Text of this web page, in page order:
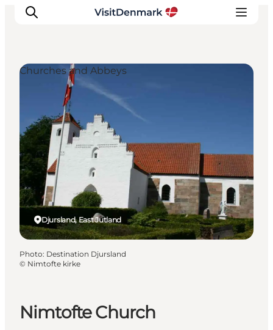
Inspirations
Destinations
Quoi faire
Hébergements
Planifiez votre voyage
Nimtofte Church
Djursland, East Jutland
Churches and Abbeys
Photo: Destination Djursland
© Nimtofte kirke